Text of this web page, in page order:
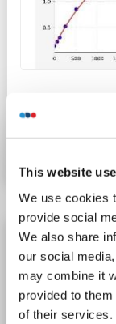
This website
We use cookies
provide social
We also share
our social
may combine it
provided to
of their services.
N° du produit
LBP Kit ELISA
LBP Reactivité:
31.25 pg/mL -
Plasma, Serum,